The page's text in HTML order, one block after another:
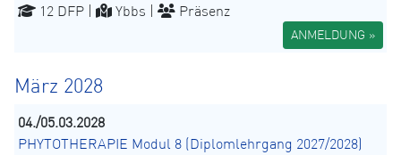
12 DFP |
Ybbs | Präsenz
ANMELDUNG »
März 2028
04./05.03.2028
PHYTOTHERAPIE Modul 8 (Diplomlehrgang 2027/2028)